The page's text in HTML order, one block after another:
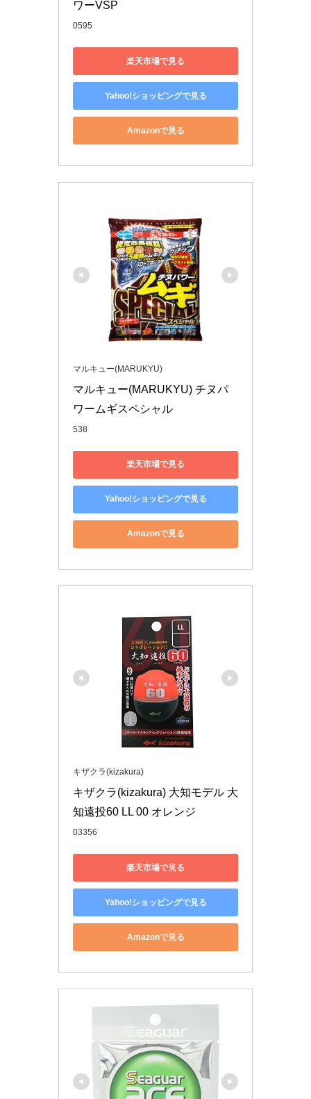
ワーVSP
0595
楽天市場で見る
Yahoo!ショッピングで見る
Amazonで見る
マルキュー(MARUKYU)
マルキュー(MARUKYU) チヌパ
ワームギスペシャル
538
楽天市場で見る
Yahoo!ショッピングで見る
Amazonで見る
キザクラ(kizakura)
キザクラ(kizakura) 大知モデル 大
知遠投60 LL 00 オレンジ
03356
楽天市場で見る
Yahoo!ショッピングで見る
Amazonで見る